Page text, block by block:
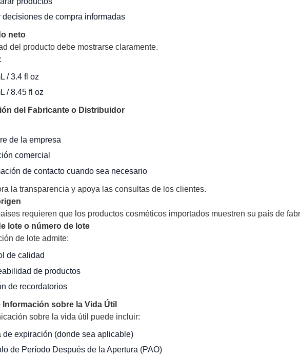
decisiones de compra informadas
neto
del producto debe mostrarse claramente.
/ 3.4 fl oz
/ 8.45 fl oz
del Fabricante o Distribuidor
de la empresa
comercial
de contacto cuando sea necesario
la transparencia y apoya las consultas de los clientes.
requieren que los productos cosméticos importados muestren su país de
lote o número de lote
de lote admite:
de calidad
de productos
de recordatorios
Información sobre la Vida Útil
sobre la vida útil puede incluir:
de expiración (donde sea aplicable)
de Período Después de la Apertura (PAO)